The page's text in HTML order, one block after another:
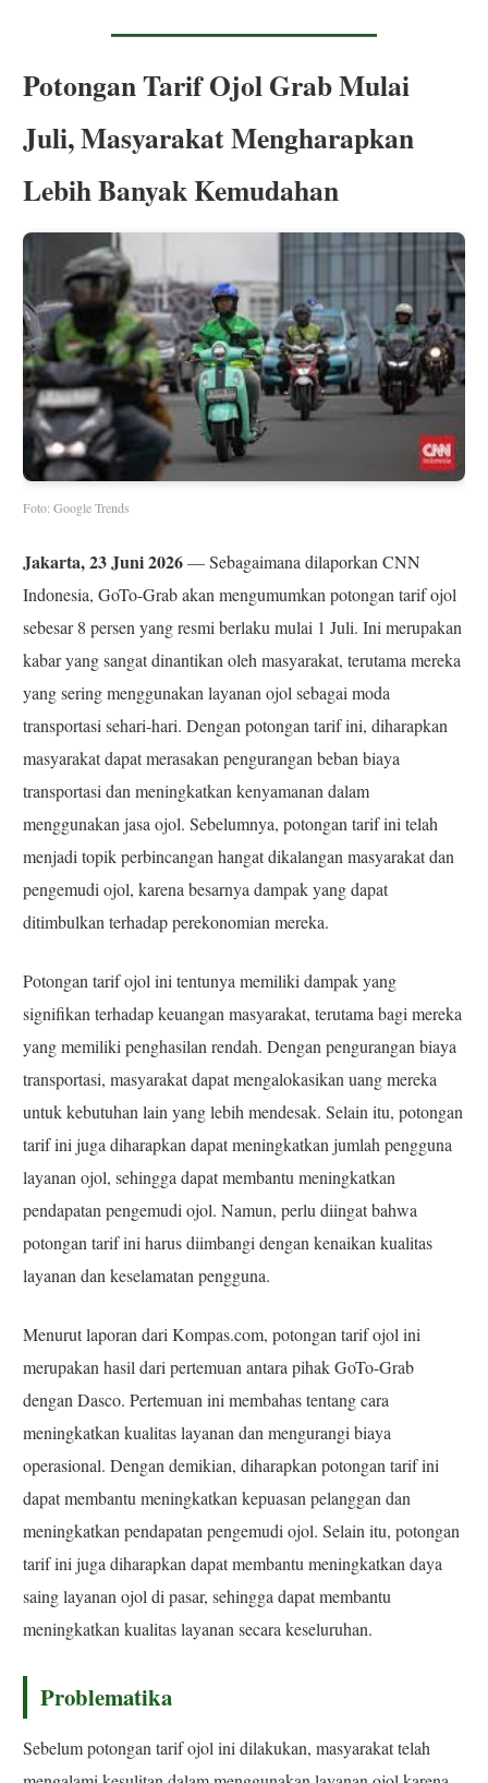
Potongan Tarif Ojol Grab Mulai
Juli, Masyarakat Mengharapkan
Lebih Banyak Kemudahan
Foto: Google Trends
Jakarta, 23 Juni 2026— Sebagaimana dilaporkan CNN
Indonesia, GoTo-Grab akan mengumumkan potongan tarif ojol
sebesar 8 persen yang resmi berlaku mulai 1 Juli. Ini merupakan
kabar yang sangat dinantikan oleh masyarakat, terutama mereka
yang sering menggunakan layanan ojol sebagai moda
transportasi sehari-hari. Dengan potongan tarif ini, diharapkan
masyarakat dapat merasakan pengurangan beban biaya
transportasi dan meningkatkan kenyamanan dalam
menggunakan jasa ojol. Sebelumnya, potongan tarif ini telah
menjadi topik perbincangan hangat dikalangan masyarakat dan
pengemudi ojol, karena besarnya dampak yang dapat
ditimbulkan terhadap perekonomian mereka.
Potongan tarif ojol ini tentunya memiliki dampak yang
signifikan terhadap keuangan masyarakat, terutama bagi mereka
yang memiliki penghasilan rendah. Dengan pengurangan biaya
transportasi, masyarakat dapat mengalokasikan uang mereka
untuk kebutuhan lain yang lebih mendesak. Selain itu, potongan
tarif ini juga diharapkan dapat meningkatkan jumlah pengguna
layanan ojol, sehingga dapat membantu meningkatkan
pendapatan pengemudi ojol. Namun, perlu diingat bahwa
potongan tarif ini harus diimbangi dengan kenaikan kualitas
layanan dan keselamatan pengguna.
Menurut laporan dari Kompas.com, potongan tarif ojol ini
merupakan hasil dari pertemuan antara pihak GoTo-Grab
dengan Dasco. Pertemuan ini membahas tentang cara
meningkatkan kualitas layanan dan mengurangi biaya
operasional. Dengan demikian, diharapkan potongan tarif ini
dapat membantu meningkatkan kepuasan pelanggan dan
meningkatkan pendapatan pengemudi ojol. Selain itu, potongan
tarif ini juga diharapkan dapat membantu meningkatkan daya
saing layanan ojol di pasar, sehingga dapat membantu
meningkatkan kualitas layanan secara keseluruhan.
Problematika
Sebelum potongan tarif ojol ini dilakukan, masyarakat telah